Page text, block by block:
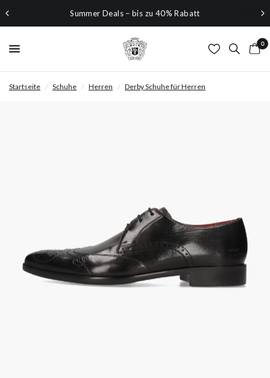
Summer Deals – bis zu 40% Rabatt
0
Startseite / Schuhe / Herren / Derby Schuhe für Herren